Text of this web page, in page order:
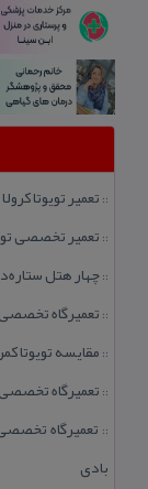
:: تعمیر تویوتا
:: تعمیر تخصصی
::چهار هتل‌ ستاره‌دار
:: تعمیرگاه تخصصی رنو
:: مقایسه تویوتا
:: تعمیرگاه تخصصی SWM در مشهد | تعمیر موتور، گیربكس و عیب‌یابی برق
:: تعمیرگاه
بادی